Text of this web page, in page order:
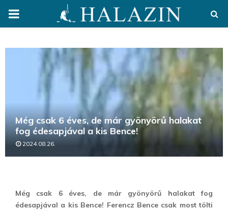
PRIMARY
Még csak 6 éves, de már gyönyörű halakat
fog édesapjával a kis Bence!
2024.08.26.
Még csak 6 éves, de már gyönyörű halakat fog
édesapjával a kis Bence! Ferencz Bence csak most tölti